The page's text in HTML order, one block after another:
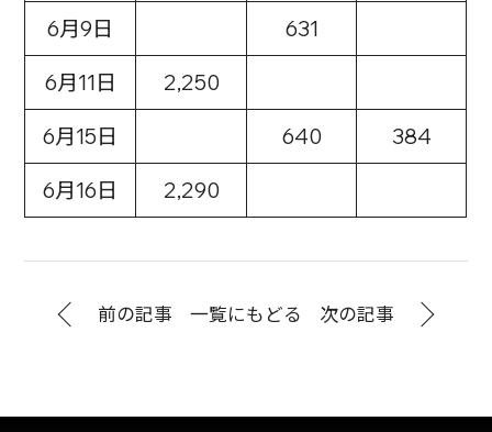
6月9日 631
6月11日 2,250
6月15日 640 384
6月16日 2,290
前の記事 一覧にもどる 次の記事